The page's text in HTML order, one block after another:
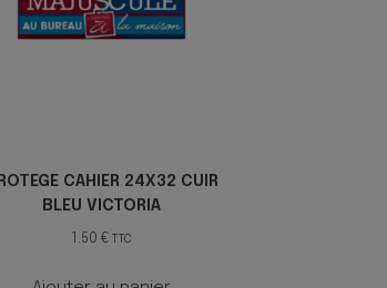
CAHIER 24X32 CUIR
BLEU VICTORIA
1.50€ TTC